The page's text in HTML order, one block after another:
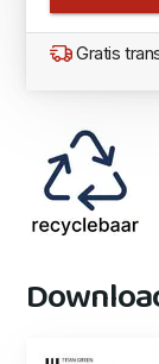
Gratis